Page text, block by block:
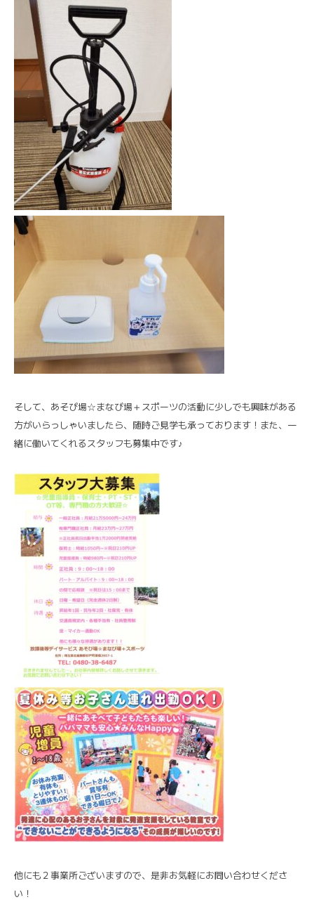
そして、あそび場☆まなび場＋スポーツの活動に少しでも興味がある
方がいらっしゃいましたら、随時ご見学も承っております！また、一
緒に働いてくれるスタッフも募集中です♪
他にも２事業所ございますので、是非お気軽にお問い合わせくださ
い！